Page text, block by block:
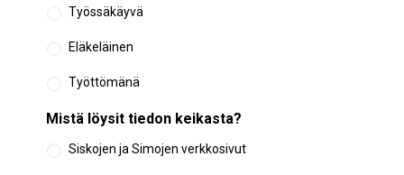
Työssäkäyvä
Eläkeläinen
Työttömänä
Mistä löysit tiedon keikasta?
Siskojen ja Simojen verkkosivut